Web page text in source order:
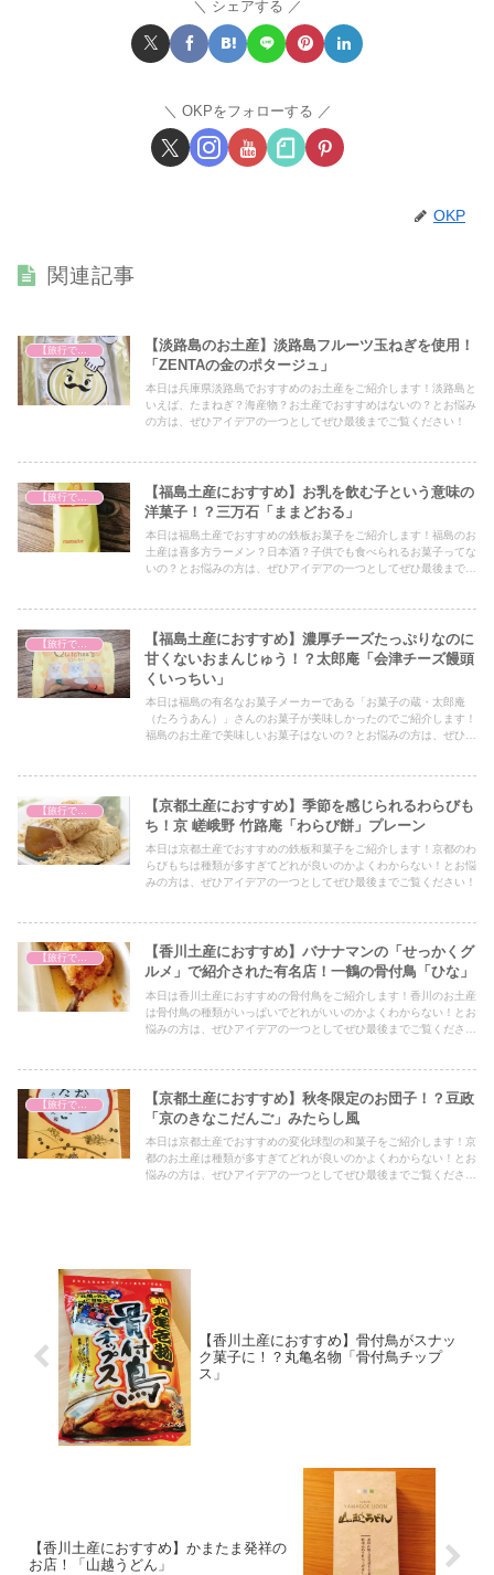
シェアする
OKPをフォローする
OKP
関連記事
【淡路島のお土産】淡路島フルーツ玉ねぎを使用！
「ZENTAの金のポタージュ」
本日は兵庫県淡路島でおすすめのお土産をご紹介します！淡路島と
いえば、たまねぎ？海産物？お土産でおすすめはないの？とお悩み
の方は、ぜひアイデアの一つとしてぜひ最後までご覧ください！
【福島土産におすすめ】お乳を飲む子という意味の
洋菓子！？三万石「ままどおる」
本日は福島土産でおすすめの鉄板お菓子をご紹介します！福島のお
土産は喜多方ラーメン？日本酒？子供でも食べられるお菓子ってな
いの？とお悩みの方は、ぜひアイデアの一つとしてぜひ最後までご
【福島土産におすすめ】濃厚チーズたっぷりなのに
甘くないおまんじゅう！？太郎庵「会津チーズ饅頭
くいっちい」
本日は福島の有名なお菓子メーカーである「お菓子の蔵・太郎庵
（たろうあん）」さんのお菓子が美味しかったのでご紹介します！
福島のお土産で美味しいお菓子はないの？とお悩みの方は、ぜひア
【京都土産におすすめ】季節を感じられるわらびも
ち！京 嵯峨野 竹路庵「わらび餅」プレーン
本日は京都土産でおすすめの鉄板和菓子をご紹介します！京都のわ
らびもちは種類が多すぎてどれが良いのかよくわからない！とお悩
みの方は、ぜひアイデアの一つとしてぜひ最後までご覧ください！
【香川土産におすすめ】バナナマンの「せっかくグ
ルメ」で紹介された有名店！一鶴の骨付鳥「ひな」
本日は香川土産におすすめの骨付鳥をご紹介します！香川のお土産
は骨付鳥の種類がいっぱいでどれがいいのかよくわからない！とお
悩みの方は、ぜひアイデアの一つとしてぜひ最後までご覧くださ
【京都土産におすすめ】秋冬限定のお団子！？豆政
「京のきなこだんご」みたらし風
本日は京都土産でおすすめの変化球型の和菓子をご紹介します！京
都のお土産は種類が多すぎてどれが良いのかよくわからない！とお
悩みの方は、ぜひアイデアの一つとしてぜひ最後までご覧くださ
【香川土産におすすめ】骨付鳥がスナッ
ク菓子に！？丸亀名物「骨付鳥チップ
ス」
【香川土産におすすめ】かまたま発祥の
お店！「山越うどん」